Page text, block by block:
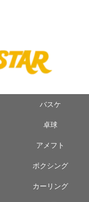
バスケ
卓球
アメフト
ボクシング
カーリング